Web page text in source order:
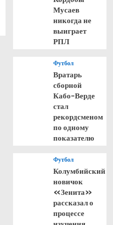
Мусаев
никогда не
выиграет
РПЛ
Футбол
Вратарь
сборной
Кабо-Верде
стал
рекордсменом
по одному
показателю
Футбол
Колумбийский
новичок
«Зенита»
рассказал о
процессе